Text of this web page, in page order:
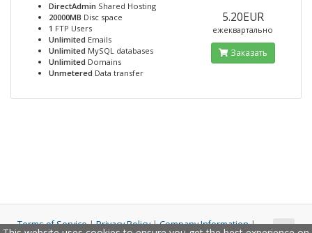
DirectAdmin Shared Hosting
20000MB Disc space
1 FTP Users
Unlimited Emails
Unlimited MySQL databases
Unlimited Domains
Unmetered Data transfer
5.20EUR
ежеквартально
Заказать
Terms of Service|Privacy Policy|Company Information|